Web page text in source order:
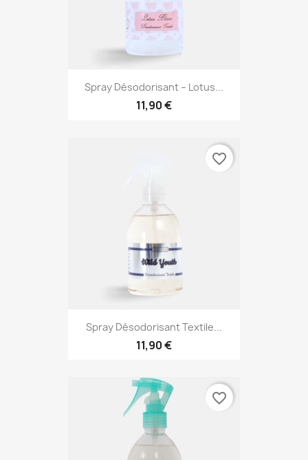
Spray Désodorisant – Lotus...
11,90 €
Spray Désodorisant Textile...
11,90 €
favorite_border
favorite_border